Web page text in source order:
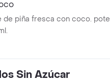
de piña fresca con coco. pote
Sin Azúcar